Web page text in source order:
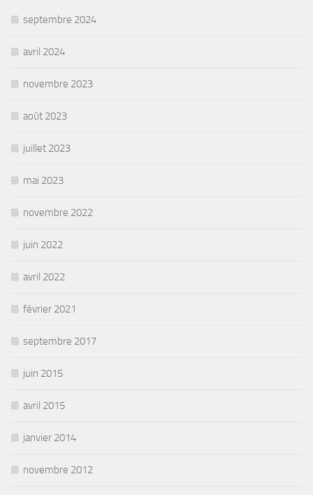
septembre 2024
avril 2024
novembre 2023
août 2023
juillet 2023
mai 2023
novembre 2022
juin 2022
avril 2022
février 2021
septembre 2017
juin 2015
avril 2015
janvier 2014
novembre 2012